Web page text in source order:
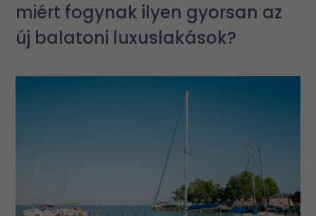
miért fogynak ilyen gyorsan az
új balatoni luxuslakások?